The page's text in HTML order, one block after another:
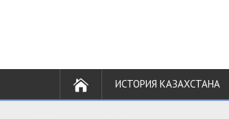
ИСТОРИЯ КАЗАХСТАНА